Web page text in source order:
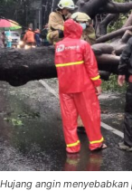
Hujang angin